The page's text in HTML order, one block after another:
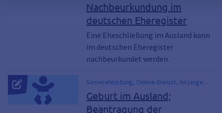
Nachbeurkundung im
deutschen Eheregister
Eine Eheschließung im Ausland kann
im deutschen Eheregister
nachbeurkundet werden.
Serviceleistung, Online-Dienst, Anzeige
einer Geburt im Ausland, ausländische
Geburtsurkunde, Beurkundung einer im
Geburt im Ausland;
Beantragung der